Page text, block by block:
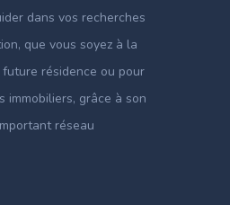
dans vos recherches
que vous soyez à la
résidence ou pour
immobiliers, grâce à son
réseau